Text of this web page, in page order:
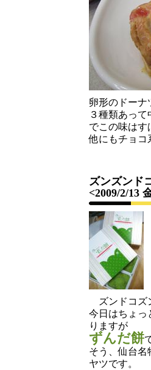
卵形のドーナ
３種類あっ
でこの味はす
他にもチョコ
ズンズンド
<2009/2/13
ズンドコズ
今日はちょっ
りますが
ずんだ餅
そう、仙台名
ヤツです。